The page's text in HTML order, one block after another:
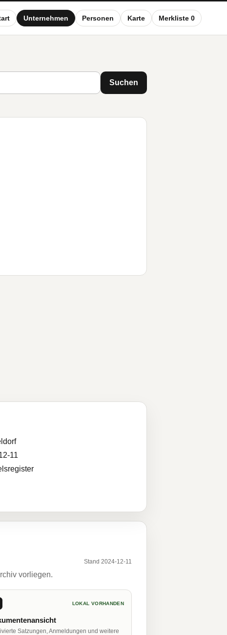
Unternehmen Personen Karte Merkliste 0
Suchen
11
Stand 2024-12-11
vorliegen.
LOKAL VORHANDEN
Satzungen, Anmeldungen und weitere